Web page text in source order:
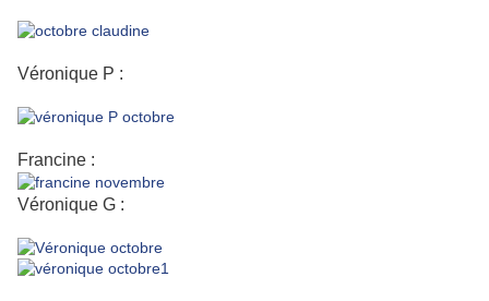
Véronique P :
Francine :
Véronique G :